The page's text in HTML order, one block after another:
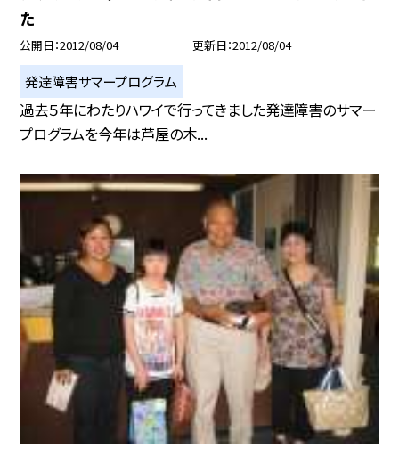
た
公開日 2012/08/04 更新日 2012/08/04
発達障害サマープログラム
過去５年にわたりハワイで行ってきました発達障害のサマー
プログラムを今年は芦屋の木...